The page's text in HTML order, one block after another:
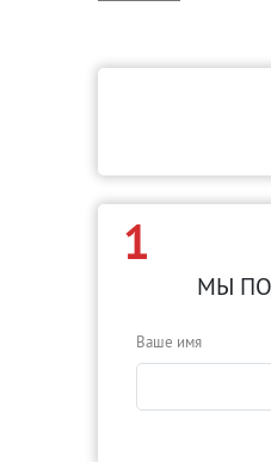
1
МЫ
Ваше имя